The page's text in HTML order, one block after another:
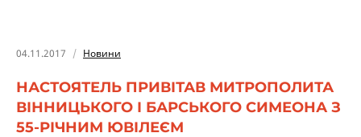
04.11.2017 Новини
НАСТОЯТЕЛЬ ПРИВІТАВ МИТРОПОЛИТА
ВІННИЦЬКОГО І БАРСЬКОГО СИМЕОНА З
55-РІЧНИМ ЮВІЛЕЄМ